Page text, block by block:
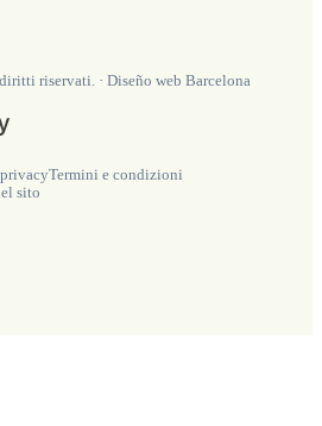
riservati. · Diseño web Barcelona
Termini e condizioni
sito